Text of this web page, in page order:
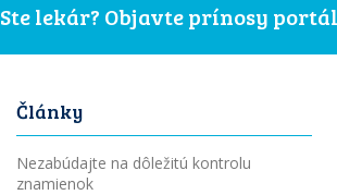
Ste lekár? Objavte prínosy
Články
Nezabúdajte na dôležitú kontrolu
znamienok